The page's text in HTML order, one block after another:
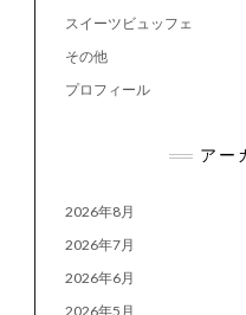
スイーツビュッフェ
その他
プロフィール
アー
2026年8月
2026年7月
2026年6月
2026年5月